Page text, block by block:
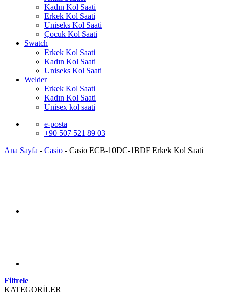
Kadın Kol Saati
Erkek Kol Saati
Uniseks Kol Saati
Çocuk Kol Saati
Swatch
Erkek Kol Saati
Kadın Kol Saati
Uniseks Kol Saati
Welder
Erkek Kol Saati
Kadın Kol Saati
Unisex kol saati
e-posta
+90 507 521 89 03
Ana Sayfa - Casio - Casio ECB-10DC-1BDF Erkek Kol Saati
Filtrele
KATEGORİLER